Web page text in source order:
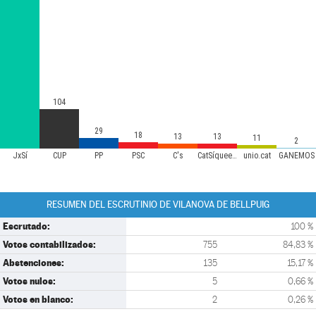
JxSí CUP PP PSC C's CatSíqueesPot unio.cat GANEMOS
104
29 18 13 13 11 2
RESUMEN DEL ESCRUTINIO DE VILANOVA DE BELLPUIG
Escrutado: 100 %
Votos contabilizados: 755 84,83 %
Abstenciones: 135 15,17 %
Votos nulos: 5 0,66 %
Votos en blanco: 2 0,26 %